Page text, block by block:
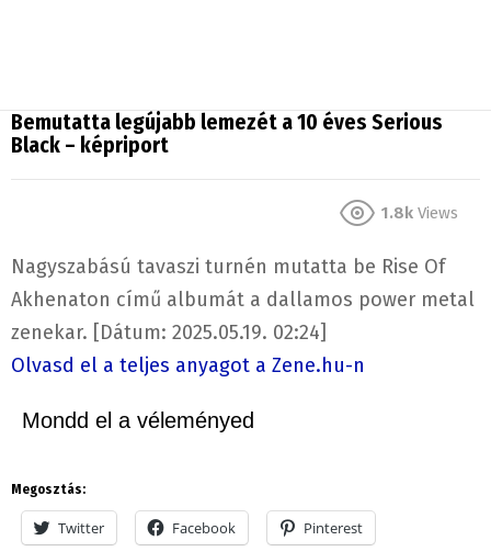
Bemutatta legújabb lemezét a 10 éves Serious
Black – képriport
1.8k Views
Nagyszabású tavaszi turnén mutatta be Rise Of
Akhenaton című albumát a dallamos power metal
zenekar. [Dátum: 2025.05.19. 02:24]
Olvasd el a teljes anyagot a Zene.hu-n
Mondd el a véleményed
Megosztás:
Twitter Facebook Pinterest